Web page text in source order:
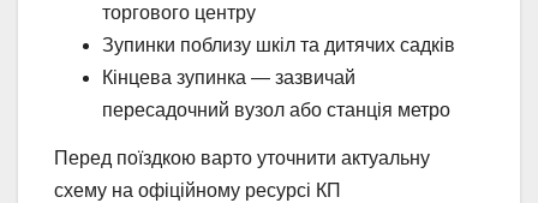
торгового центру
Зупинки поблизу шкіл та дитячих садків
Кінцева зупинка — зазвичай
пересадочний вузол або станція метро
Перед поїздкою варто уточнити актуальну
схему на офіційному ресурсі КП